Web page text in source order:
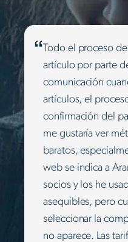
Todo el proceso
artículo por parte
comunicación
artículos, el
confirmación del
me gustaría ver
baratos,
web se indica a
socios y los he
asequibles, pero
seleccionar la
no aparece. Las